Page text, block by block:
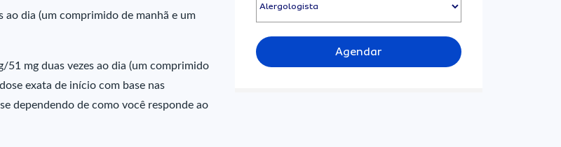
ao dia (um comprimido de manhã e um
mg duas vezes ao dia (um comprimido
exata de início com base nas
dependendo de como você responde ao
Agendar